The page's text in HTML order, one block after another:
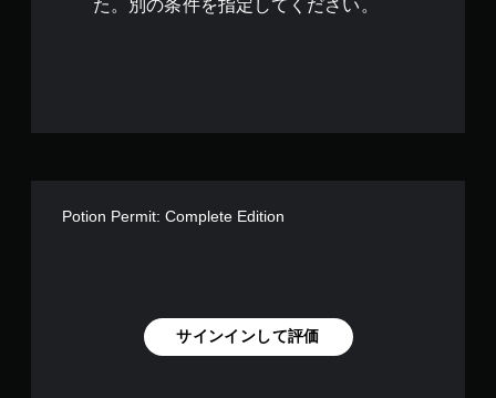
た。別の条件を指定してください。
Potion Permit: Complete Edition
サインインして評価